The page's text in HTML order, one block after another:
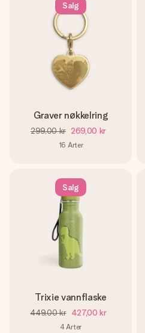
Salg
Graver nøkkelring
299,00 kr 269,00 kr
16 Arter
Salg
Trixie vannflaske
449,00 kr 427,00 kr
4Arter